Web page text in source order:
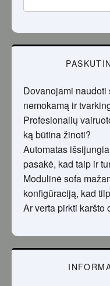
Dovanojami naudoti
nemokamą ir
Profesionalių
ką būtina žinoti?
Automatas
pasakė, kad taip ir
Modulinė sofa
konfigūraciją, kad
Ar verta pirkti karšto